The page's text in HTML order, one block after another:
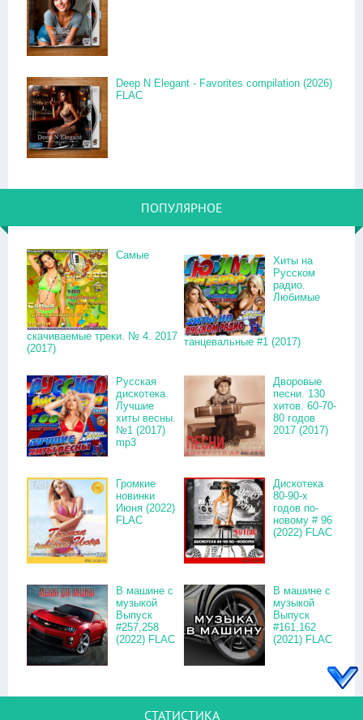
Deep N Elegant - Favorites compilation (2026)
FLAC
ПОПУЛЯРНОЕ
Самые
скачиваемые треки. № 4. 2017
(2017)
Хиты на
Русском
радио.
Любимые
танцевальные #1 (2017)
Русская
дискотека.
Лучшие
хиты весны.
№1 (2017)
mp3
Дворовые
песни. 130
хитов. 60-70-
80 годов
2017 (2017)
Громкие
новинки
Июня (2022)
FLAC
Дискотека
80-90-х
годов по-
новому # 96
(2022) FLAC
В машине с
музыкой
Выпуск
#257,258
(2022) FLAC
В машине с
музыкой
Выпуск
#161,162
(2021) FLAC
СТАТИСТИКА